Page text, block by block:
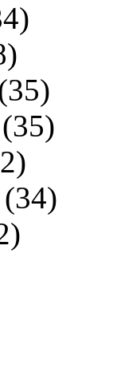
(35)
(34)